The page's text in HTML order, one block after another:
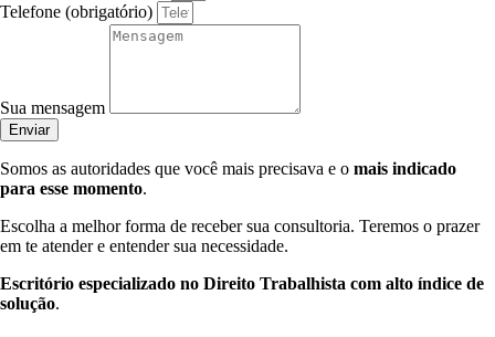
Telefone (obrigatório)
Sua mensagem
Enviar
Somos as autoridades que você mais precisava e o mais indicado
para esse momento.
Escolha a melhor forma de receber sua consultoria. Teremos o prazer
em te atender e entender sua necessidade.
Escritório especializado no Direito Trabalhista com alto índice de
solução.